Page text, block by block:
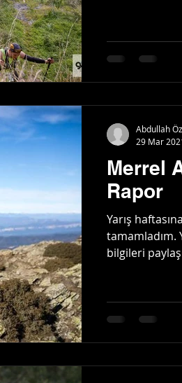
Merrel
Rapor
Yarış
tamamladım.
bilgileri
Abdullah
29 Mar